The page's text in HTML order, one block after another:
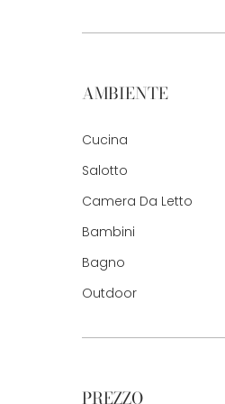
AMBIENTE
Cucina
Salotto
Camera Da Letto
Bambini
Bagno
Outdoor
PREZZO